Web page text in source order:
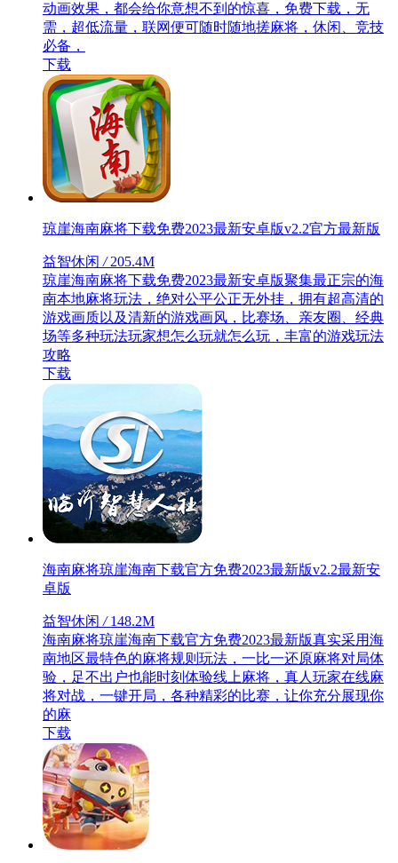
动画效果，都会给你意想不到的惊喜，免费下载，无
需，超低流量，联网便可随时随地搓麻将，休闲、竞技
必备，
下载
琼崖海南麻将下载免费2023最新安卓版v2.2官方最新版
益智休闲 /205.4M
琼崖海南麻将下载免费2023最新安卓版聚集最正宗的海
南本地麻将玩法，绝对公平公正无外挂，拥有超高清的
游戏画质以及清新的游戏画风，比赛场、亲友圈、经典
场等多种玩法玩家想怎么玩就怎么玩，丰富的游戏玩法
攻略
下载
海南麻将琼崖海南下载官方免费2023最新版v2.2最新安
卓版
益智休闲 /148.2M
海南麻将琼崖海南下载官方免费2023最新版真实采用海
南地区最特色的麻将规则玩法，一比一还原麻将对局体
验，足不出户也能时刻体验线上麻将，真人玩家在线麻
将对战，一键开局，各种精彩的比赛，让你充分展现你
的麻
下载